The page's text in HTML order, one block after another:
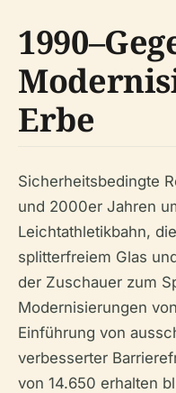
Erbe
Sicherheitsbedingte
und 2000er Jahren
Leichtathletikbahn,
splitterfreiem Glas
der Zuschauer zum
Modernisierungen
Einführung von
verbesserter
von 14.650 erhalten